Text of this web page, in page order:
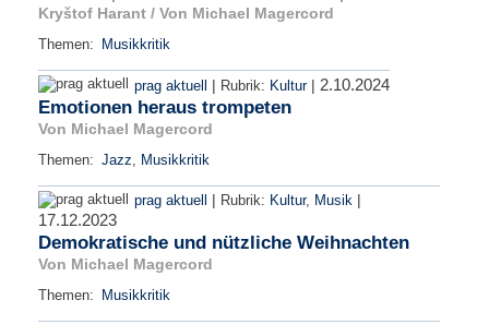
Kryštof Harant / Von Michael Magercord
Themen: Musikkritik
prag aktuell | Rubrik: Kultur | 2.10.2024
Emotionen heraus trompeten
Von Michael Magercord
Themen: Jazz, Musikkritik
prag aktuell | Rubrik: Kultur, Musik |
17.12.2023
Demokratische und nützliche Weihnachten
Von Michael Magercord
Themen: Musikkritik